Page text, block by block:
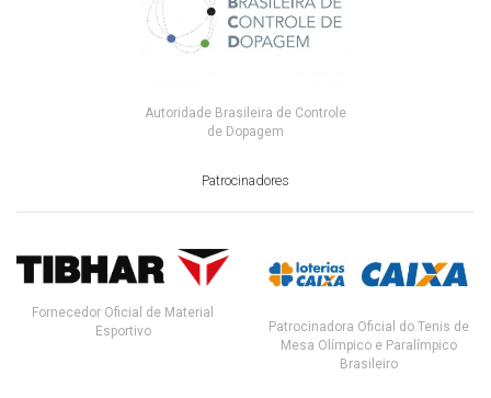
Autoridade Brasileira de Controle
de Dopagem
Patrocinadores
Fornecedor Oficial de Material
Esportivo
Patrocinadora Oficial do Tenis de
Mesa Olímpico e Paralímpico
Brasileiro